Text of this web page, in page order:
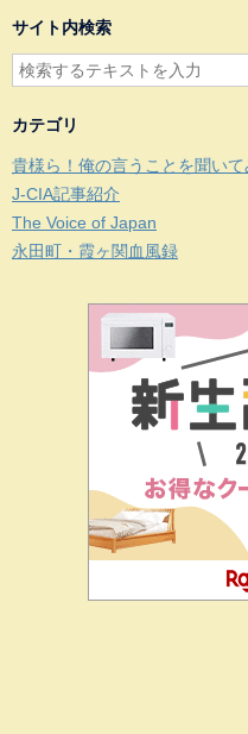
サイト内検索
カテゴリ
貴様ら！俺の言うことを聞いて
J-CIA記事紹介
The Voice of Japan
永田町・霞ヶ関血風録